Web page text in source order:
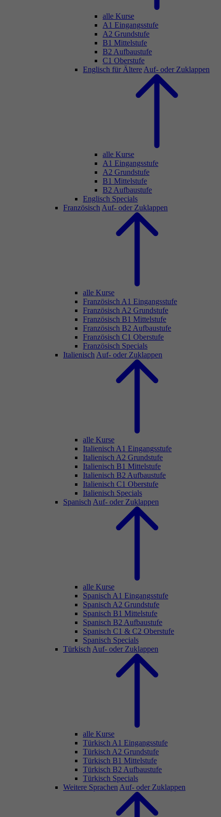
alle Kurse
A1 Eingangsstufe
A2 Grundstufe
B1 Mittelstufe
B2 Aufbaustufe
C1 Oberstufe
Englisch für Ältere Auf- oder Zuklappen
alle Kurse
A1 Eingangsstufe
A2 Grundstufe
B1 Mittelstufe
B2 Aufbaustufe
Englisch Specials
Französisch Auf- oder Zuklappen
alle Kurse
Französisch A1 Eingangsstufe
Französisch A2 Grundstufe
Französisch B1 Mittelstufe
Französisch B2 Aufbaustufe
Französisch C1 Oberstufe
Französisch Specials
Italienisch Auf- oder Zuklappen
alle Kurse
Italienisch A1 Eingangsstufe
Italienisch A2 Grundstufe
Italienisch B1 Mittelstufe
Italienisch B2 Aufbaustufe
Italienisch C1 Oberstufe
Italienisch Specials
Spanisch Auf- oder Zuklappen
alle Kurse
Spanisch A1 Eingangsstufe
Spanisch A2 Grundstufe
Spanisch B1 Mittelstufe
Spanisch B2 Aufbaustufe
Spanisch C1 & C2 Oberstufe
Spanisch Specials
Türkisch Auf- oder Zuklappen
alle Kurse
Türkisch A1 Eingangsstufe
Türkisch A2 Grundstufe
Türkisch B1 Mittelstufe
Türkisch B2 Aufbaustufe
Türkisch Specials
Weitere Sprachen Auf- oder Zuklappen